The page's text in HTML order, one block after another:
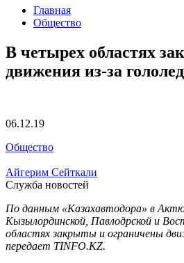
Главная
Общество
В четырех областях
движения из-за
06.12.19
Общество
Айгерим Сейткали
Служба новостей
По данным «Казахавтодора» в
Кызылординской, Павлодрской и
областях закрыты и ограничены
передает TINFO.KZ.